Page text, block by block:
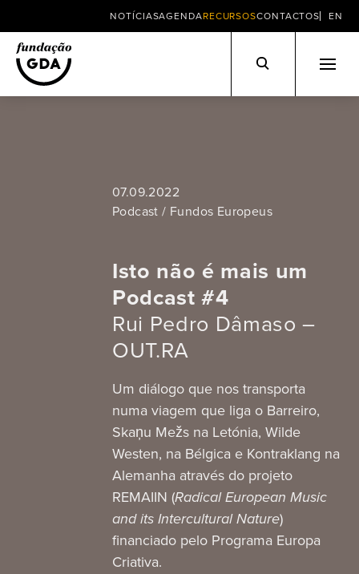
NOTÍCIASAGENDARECURSOSCONTACTOS EN
07.09.2022
Podcast / Fundos Europeus
Isto não é mais um
Podcast #4
Rui Pedro Dâmaso –
OUT.RA
Um diálogo que nos transporta
numa viagem que liga o Barreiro,
Skaņu Mežs na Letónia, Wilde
Westen, na Bélgica e Kontraklang na
Alemanha através do projeto
REMAIIN (Radical European Music
and its Intercultural Nature)
financiado pelo Programa Europa
Criativa.